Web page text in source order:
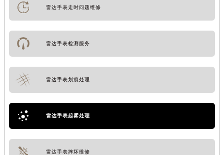
雷达手表走时问题维修
雷达手表检测服务
雷达手表划痕处理
雷达手表起雾处理
雷达手表摔坏维修